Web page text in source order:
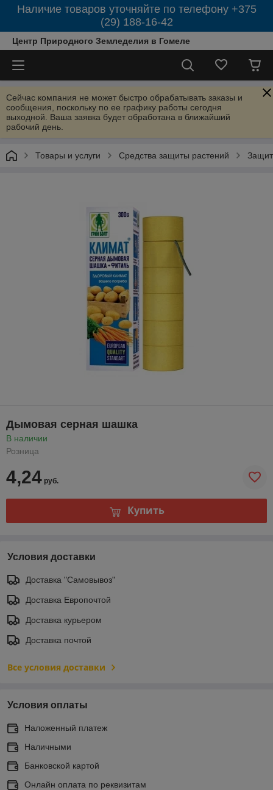
Наличие товаров уточняйте по телефону +375
(29) 188-16-42
Центр Природного Земледелия в Гомеле
Сейчас компания не может быстро обрабатывать заказы и
сообщения, поскольку по ее графику работы сегодня
выходной. Ваша заявка будет обработана в ближайший
рабочий день.
Товары и услуги Средства защиты растений
Дымовая серная шашка
В наличии
Розница
4,24 руб.
Купить
Условия доставки
Доставка "Самовывоз"
Доставка Европочтой
Доставка курьером
Доставка почтой
Все условия доставки
Условия оплаты
Наложенный платеж
Наличными
Банковской картой
Онлайн оплата по реквизитам